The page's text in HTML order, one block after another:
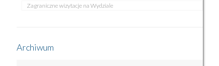
Zagraniczne wizytacje na Wydziale
Archiwum